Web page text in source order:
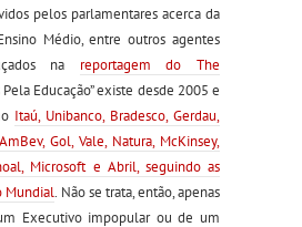
pelos parlamentares acerca da
Médio, entre outros agentes
na reportagem do The
Pela Educação” existe desde 2005 e
Itaú, Unibanco, Bradesco, Gerdau,
Gol, Vale, Natura, McKinsey,
Microsoft e Abril, seguindo as
Mundial. Não se trata, então, apenas
Executivo impopular ou de um